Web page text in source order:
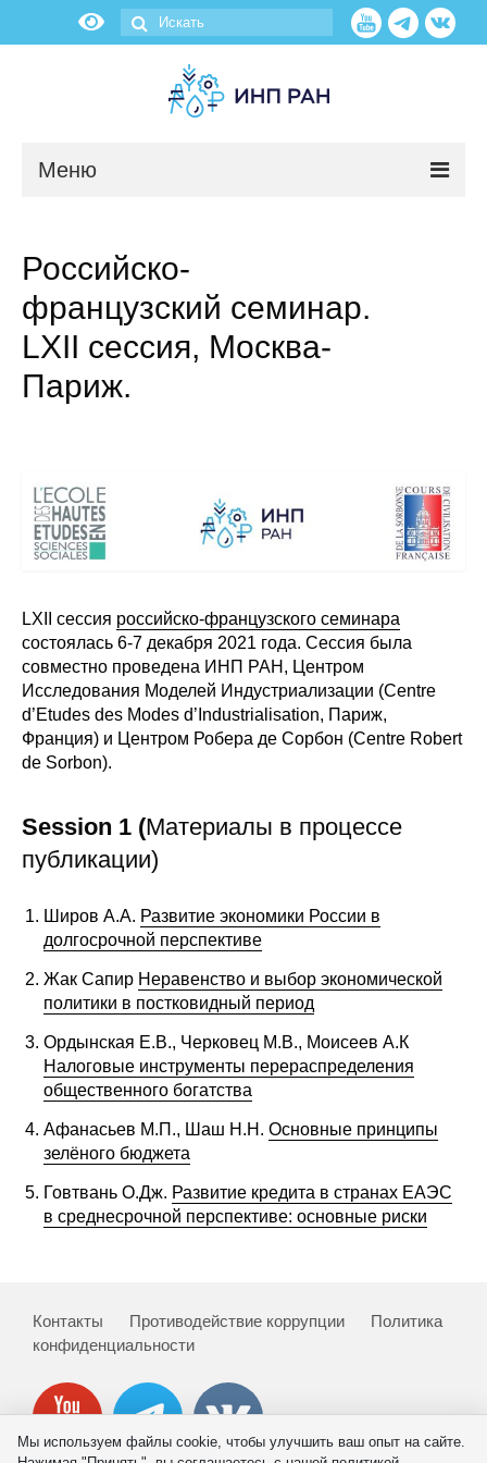
Меню
О нас
Об институте
Научные подразделения
Сотрудники
Отчетность
Материалы для СМИ
Публикации
Научная жизнь
Проблемы прогнозирования
Номера журналов
Редакционная этика
Информация для авторов
Общие требования
Стандарты оформления
Научные труды
Выпуски
Российско-
французский семинар.
LXII сессия, Москва-
Париж.
LXII сессия российско-французского семинара
состоялась 6-7 декабря 2021 года. Сессия была
совместно проведена ИНП РАН, Центром
Исследования Моделей Индустриализации (Centre
d’Etudes des Modes d’Industrialisation, Париж,
Франция) и Центром Робера де Сорбон (Centre Robert
de Sorbon).
Session 1 (Материалы в процессе
публикации)
Широв А.А. Развитие экономики России в
долгосрочной перспективе
Жак Сапир Неравенство и выбор экономической
политики в постковидный период
Ордынская Е.В., Черковец М.В., Моисеев А.К
Налоговые инструменты перераспределения
общественного богатства
Афанасьев М.П., Шаш Н.Н. Основные принципы
зелёного бюджета
Говтвань О.Дж. Развитие кредита в странах ЕАЭС
в среднесрочной перспективе: основные риски
Контакты Противодействие коррупции
Политика
конфиденциальности
Мы используем файлы cookie, чтобы улучшить ваш опыт на сайте.